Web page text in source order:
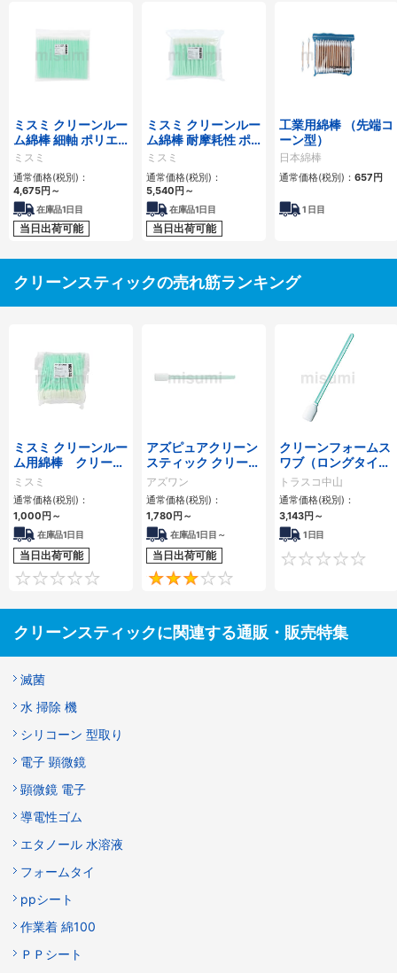
ミスミ クリーンルー
ム綿棒 細軸 ポリエ
ステル長繊維タイプ
ミスミ
通常価格(税別)：
4,675円 ～
在庫品1日目
当日出荷可能
ミスミ クリーンルー
ム綿棒 耐摩耗性 ポ
リウレタンタイプ
ミスミ
通常価格(税別)：
5,540 円 ～
在庫品1日目
当日出荷可能
工業用綿棒 （先端コ
ーン型）
日本綿棒
通常価格(税別)： 657 円
1 日目
クリーンスティックの売れ筋ランキング
ミスミ クリーンルー
ム用綿棒 クリーン
ルームCLASS10
ミスミ
通常価格(税別)：
1,000 円 ～
在庫品1日目
当日出荷可能
0
アズピュアクリーン
スティック クリーン
ルーム用スワブ
アズワン
通常価格(税別)：
1,780 円 ～
在庫品1日目～
当日出荷可能
クリーンフォームス
ワブ（ロングタイ
プ）
トラスコ中山
通常価格(税別)：
3,143円 ～
1日目
クリーンスティックに関連する通販・販売特集
滅菌
水 掃除 機
シリコーン 型取り
電子 顕微鏡
顕微鏡 電子
導電性ゴム
エタノール 水溶液
フォームタイ
ppシート
作業着 綿100
ＰＰシート